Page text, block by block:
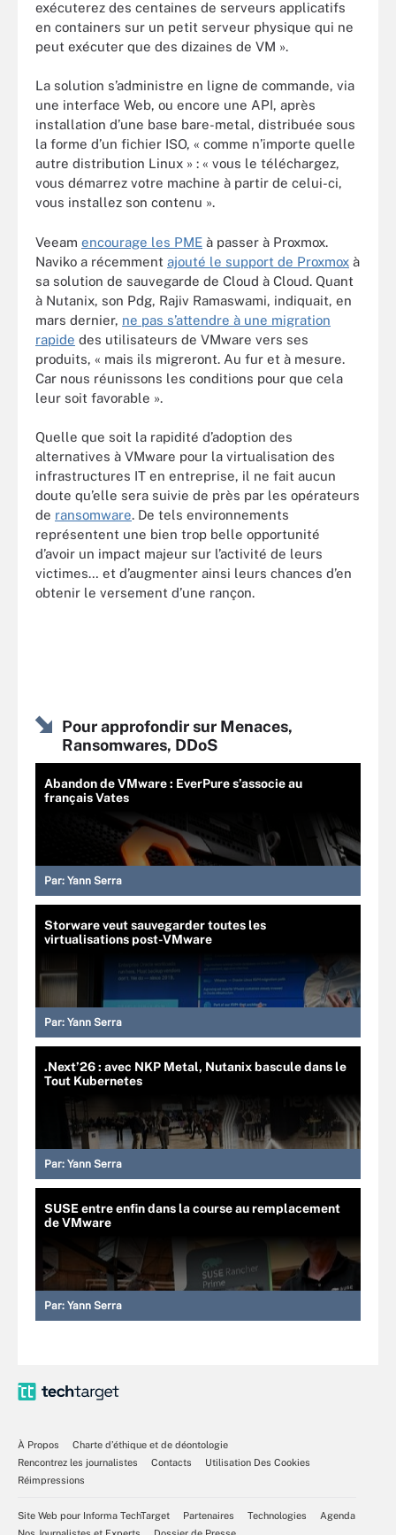
exécuterez des centaines de serveurs applicatifs
en containers sur un petit serveur physique qui ne
peut exécuter que des dizaines de VM ».
La solution s’administre en ligne de commande, via
une interface Web, ou encore une API, après
installation d’une base bare-metal, distribuée sous
la forme d’un fichier ISO, « comme n’importe quelle
autre distribution Linux » : « vous le téléchargez,
vous démarrez votre machine à partir de celui-ci,
vous installez son contenu ».
Veeam encourage les PME à passer à Proxmox.
Naviko a récemment ajouté le support de Proxmox à
sa solution de sauvegarde de Cloud à Cloud. Quant
à Nutanix, son Pdg, Rajiv Ramaswami, indiquait, en
mars dernier, ne pas s’attendre à une migration
rapide des utilisateurs de VMware vers ses
produits, « mais ils migreront. Au fur et à mesure.
Car nous réunissons les conditions pour que cela
leur soit favorable ».
Quelle que soit la rapidité d’adoption des
alternatives à VMware pour la virtualisation des
infrastructures IT en entreprise, il ne fait aucun
doute qu’elle sera suivie de près par les opérateurs
de ransomware. De tels environnements
représentent une bien trop belle opportunité
d’avoir un impact majeur sur l’activité de leurs
victimes… et d’augmenter ainsi leurs chances d’en
obtenir le versement d’une rançon.
Pour approfondir sur Menaces,
Ransomwares, DDoS
Abandon de VMware : EverPure s’associe au
français Vates
Par: Yann Serra
Storware veut sauvegarder toutes les
virtualisations post-VMware
Par: Yann Serra
.Next’26 : avec NKP Metal, Nutanix bascule dans le
Tout Kubernetes
Par: Yann Serra
SUSE entre enfin dans la course au remplacement
de VMware
Par: Yann Serra
À Propos
Charte d’éthique et de déontologie
Rencontrez les journalistes
Contacts
Utilisation Des Cookies
Réimpressions
Site Web pour Informa TechTarget Partenaires Technologies
Agenda
Nos Journalistes et Experts
Dossier de Presse